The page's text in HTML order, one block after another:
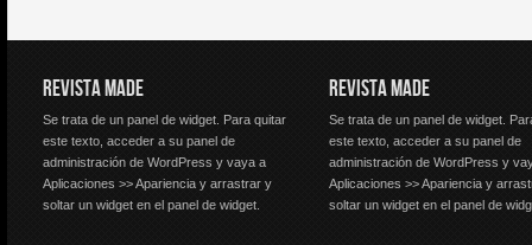
REVISTA MADE
Se trata de un panel de widget. Para quitar
este texto, acceder a su panel de
administración de WordPress y vaya a
Aplicaciones >> Apariencia y arrastrar y
soltar un widget en el panel de widget.
REVISTA MADE
Se trata de un panel de widget.
este texto, acceder a su panel de
administración de WordPress y
Aplicaciones >> Apariencia y
soltar un widget en el panel de